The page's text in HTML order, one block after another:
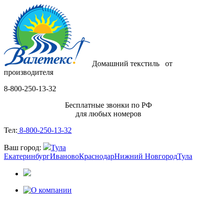
Домашний текстиль от
производителя
8-800-250-13-32
Бесплатные звонки по РФ
для любых номеров
Тел: 8-800-250-13-32
Ваш город:
Тула
ЕкатеринбургИвановоКраснодарНижний НовгородТула